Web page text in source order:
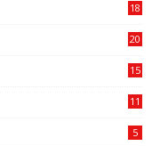
18
20
15
11
5